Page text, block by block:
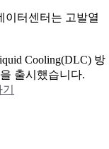
이터센터는 고발열
Cooling(DLC) 방
출시했습니다.